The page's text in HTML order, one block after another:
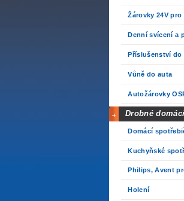
Žárovky 24V
Denní svícení a
Příslušenství do
Vůně do auta
Autožárovky
Drobné
Domácí
Kuchyňské
Philips, Avent
Holení